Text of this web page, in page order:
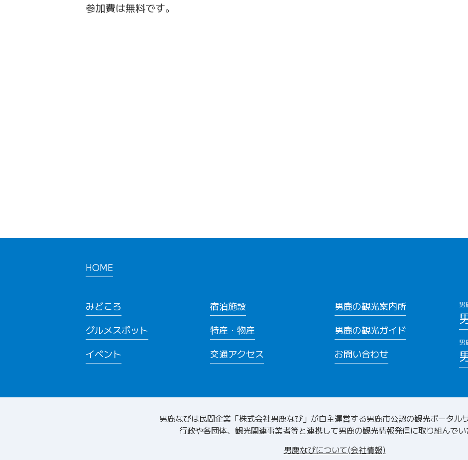
参加費は無料です。
HOME
みどころ
グルメスポット
イベント
宿泊施設
特産・物産
交通アクセス
男鹿の観光案内所
男鹿の観光ガイド
お問い合わせ
男
男
男鹿なびは民間企業「株式会社男鹿なび」が自主運営する男鹿市公認の観光ポータル
行政や各団体、観光関連事業者等と連携して男鹿の観光情報発信に取り組んでい
男鹿なびについて(会社情報)